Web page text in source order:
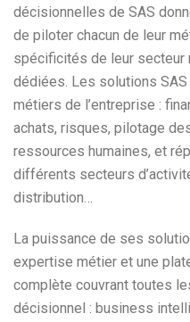
décisionnelles de SAS
de piloter chacun de leur
spécificités de leur
dédiées. Les solutions
métiers de l’entreprise :
achats, risques, pilotage
ressources humaines, et
différents secteurs
distribution…
La puissance de ses
expertise métier et une
complète couvrant toutes
décisionnel : business